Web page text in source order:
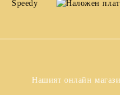
Нашият онлайн